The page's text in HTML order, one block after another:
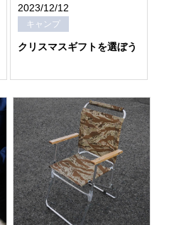
2023/12/12
キャンプ
クリスマスギフトを選ぼう